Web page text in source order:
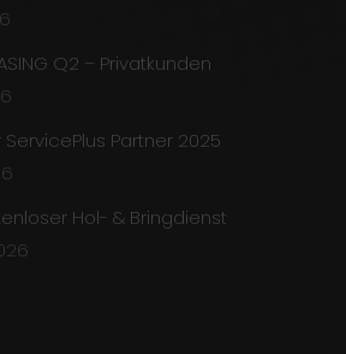
Q2 – Privatkunden
Partner 2025
Hol- & Bringdienst